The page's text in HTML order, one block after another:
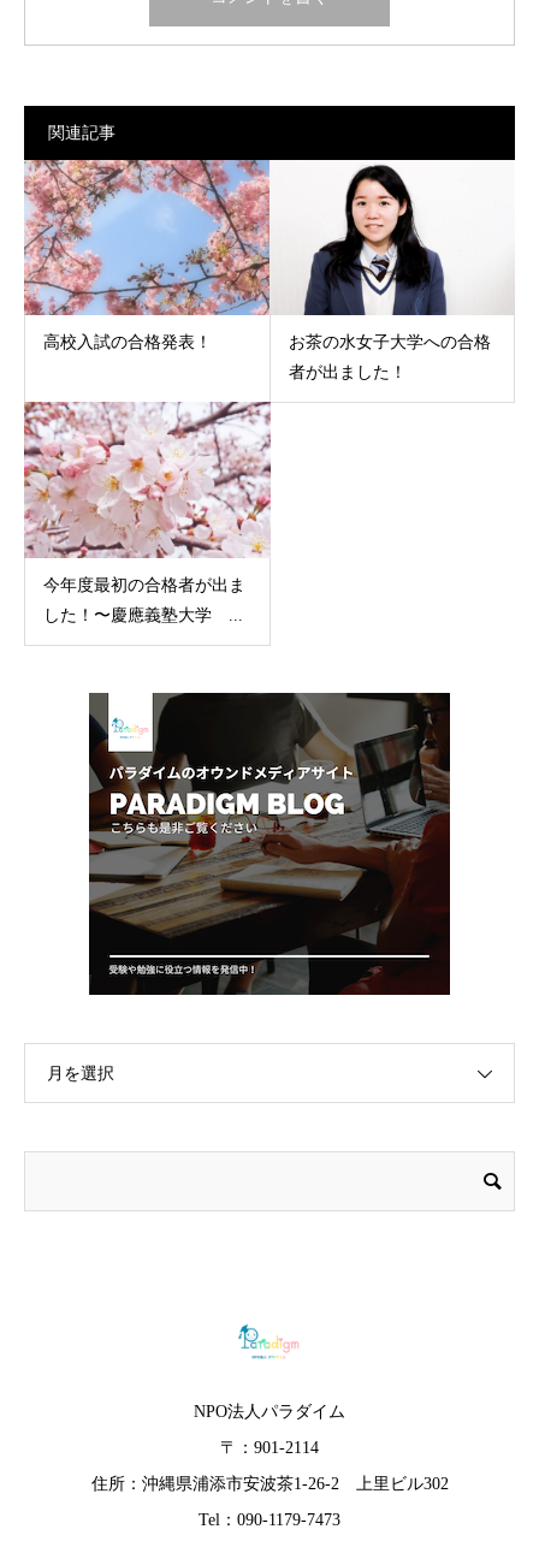
関連記事
高校入試の合格発表！
お茶の水女子大学への合格
者が出ました！
今年度最初の合格者が出ま
した！〜慶應義塾大学 ...
月を選択
NPO法人パラダイム
〒：901-2114
住所：沖縄県浦添市安波茶1-26-2 上里ビル302
Tel：090-1179-7473